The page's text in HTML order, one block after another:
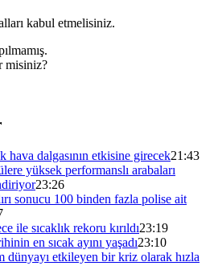
kabul etmelisiniz.
misiniz?
hava dalgasının etkisine girecek21:43
yüksek performanslı arabaları
23:26
sonucu 100 binden fazla polise ait
ile sıcaklık rekoru kırıldı23:19
en sıcak ayını yaşadı23:10
etkileyen bir kriz olarak hızla